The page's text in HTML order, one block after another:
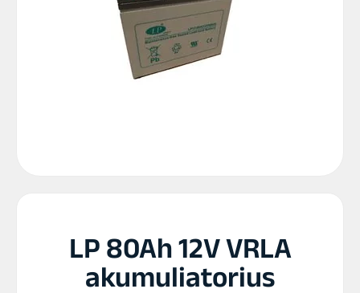
LP 80Ah 12V VRLA
akumuliatorius